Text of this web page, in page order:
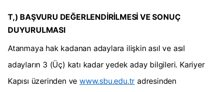
T,) BAŞVURU DEĞERLENDİRİLMESİ VE SONUÇ
DUYURULMASI
Atanmaya hak kadanan adaylara ilişkin asıl ve asıl
adayların 3 (Üç) katı kadar yedek aday bilgileri. Kariyer
Kapısı üzerinden vewww.sbu.edu.tr adresinden